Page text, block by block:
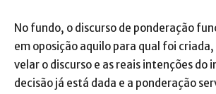
No fundo, o discurso de ponderação
em oposição aquilo para qual foi criada,
velar o discurso e as reais intenções do
decisão já está dada e a ponderação